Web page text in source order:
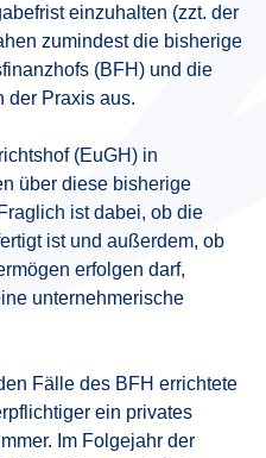
einzuhalten (zzt. der
zumindest die bisherige
(BFH) und die
der Praxis aus.
(EuGH) in
über diese bisherige
ist dabei, ob die
ist und außerdem, ob
erfolgen darf,
unternehmerische
Fälle des BFH errichtete
ein privates
Im Folgejahr der